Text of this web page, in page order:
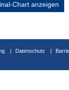
Chart anzeigen
Datenschutz